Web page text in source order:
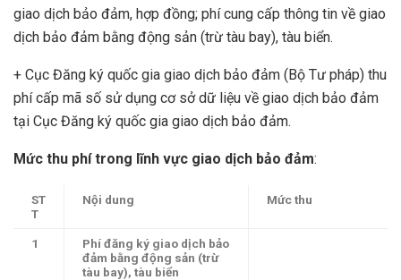
giao dịch bảo đảm, hợp đồng; phí cung cấp thông tin về giao
dịch bảo đảm bằng động sản (trừ tàu bay), tàu biển.
+ Cục Đăng ký quốc gia giao dịch bảo đảm (Bộ Tư pháp) thu
phí cấp mã số sử dụng cơ sở dữ liệu về giao dịch bảo đảm
tại Cục Đăng ký quốc gia giao dịch bảo đảm.
Mức thu phí trong lĩnh vực giao dịch bảo đảm:
ST
T
Nội dung Mức thu
1 Phí đăng ký giao dịch bảo
đảm bằng động sản (trừ
tàu bay), tàu biển